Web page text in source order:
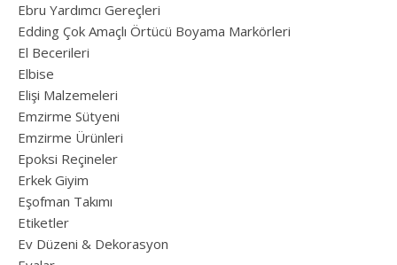
Ebru Yardımcı Gereçleri
Edding Çok Amaçlı Örtücü Boyama Markörleri
El Becerileri
Elbise
Elişi Malzemeleri
Emzirme Sütyeni
Emzirme Ürünleri
Epoksi Reçineler
Erkek Giyim
Eşofman Takımı
Etiketler
Ev Düzeni & Dekorasyon